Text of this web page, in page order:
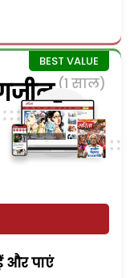
(1 साल)
और पाएं